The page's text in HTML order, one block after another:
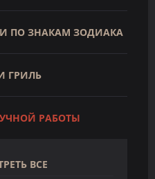
ПО ЗНАКАМ ЗОДИАКА
ГРИЛЬ
РАБОТЫ
ВСЕ